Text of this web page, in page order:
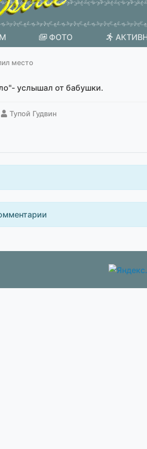
ФОТО
место
услышал от бабушки.
Тупой Гудвин